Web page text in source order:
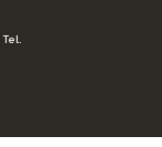
Tel.